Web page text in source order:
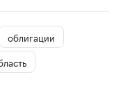
облигации